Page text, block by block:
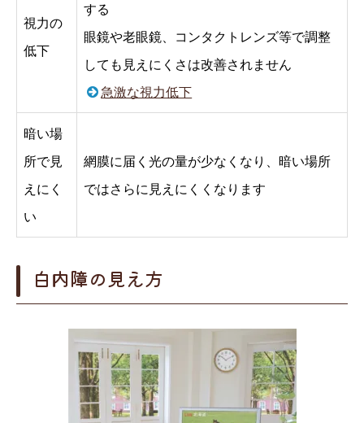
視力の
低下
する
眼鏡や老眼鏡、コンタクトレンズ等で調整
しても見えにくさは改善されません
急激な視力低下
暗い場
所で見
えにく
い
網膜に届く光の量が少なくなり、暗い場所
ではさらに見えにくくなります
白内障の見え方